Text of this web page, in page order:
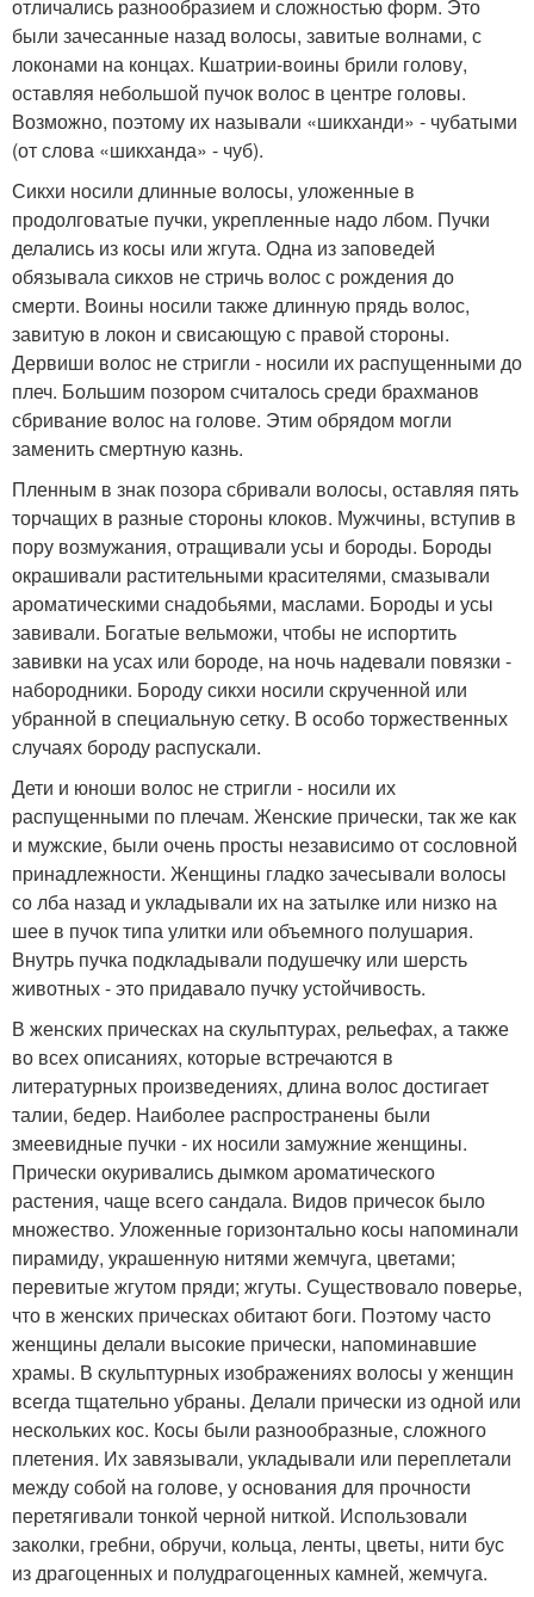
отличались разнообразием и сложностью форм. Это
были зачесанные назад волосы, завитые волнами, с
локонами на концах. Кшатрии-воины брили голову,
оставляя небольшой пучок волос в центре головы.
Возможно, поэтому их называли «шикханди» - чубатыми
(от слова «шикханда» - чуб).
Сикхи носили длинные волосы, уложенные в
продолговатые пучки, укрепленные надо лбом. Пучки
делались из косы или жгута. Одна из заповедей
обязывала сикхов не стричь волос с рождения до
смерти. Воины носили также длинную прядь волос,
завитую в локон и свисающую с правой стороны.
Дервиши волос не стригли - носили их распущенными до
плеч. Большим позором считалось среди брахманов
сбривание волос на голове. Этим обрядом могли
заменить смертную казнь.
Пленным в знак позора сбривали волосы, оставляя пять
торчащих в разные стороны клоков. Мужчины, вступив в
пору возмужания, отращивали усы и бороды. Бороды
окрашивали растительными красителями, смазывали
ароматическими снадобьями, маслами. Бороды и усы
завивали. Богатые вельможи, чтобы не испортить
завивки на усах или бороде, на ночь надевали повязки -
набородники. Бороду сикхи носили скрученной или
убранной в специальную сетку. В особо торжественных
случаях бороду распускали.
Дети и юноши волос не стригли - носили их
распущенными по плечам. Женские прически, так же как
и мужские, были очень просты независимо от сословной
принадлежности. Женщины гладко зачесывали волосы
со лба назад и укладывали их на затылке или низко на
шее в пучок типа улитки или объемного полушария.
Внутрь пучка подкладывали подушечку или шерсть
животных - это придавало пучку устойчивость.
В женских прическах на скульптурах, рельефах, а также
во всех описаниях, которые встречаются в
литературных произведениях, длина волос достигает
талии, бедер. Наиболее распространены были
змеевидные пучки - их носили замужние женщины.
Прически окуривались дымком ароматического
растения, чаще всего сандала. Видов причесок было
множество. Уложенные горизонтально косы напоминали
пирамиду, украшенную нитями жемчуга, цветами;
перевитые жгутом пряди; жгуты. Существовало поверье,
что в женских прическах обитают боги. Поэтому часто
женщины делали высокие прически, напоминавшие
храмы. В скульптурных изображениях волосы у женщин
всегда тщательно убраны. Делали прически из одной или
нескольких кос. Косы были разнообразные, сложного
плетения. Их завязывали, укладывали или переплетали
между собой на голове, у основания для прочности
перетягивали тонкой черной ниткой. Использовали
заколки, гребни, обручи, кольца, ленты, цветы, нити бус
из драгоценных и полудрагоценных камней, жемчуга.